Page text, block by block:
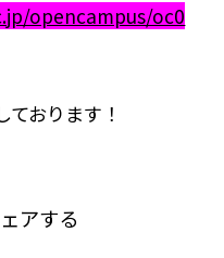
opencampus/oc0
おります！
アする